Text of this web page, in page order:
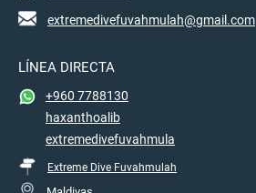
extremedivefuvahmulah@gmail.com
LÍNEA DIRECTA
+960 7788130
haxanthoalib
extremedivefuvahmula
Extreme Dive Fuvahmulah